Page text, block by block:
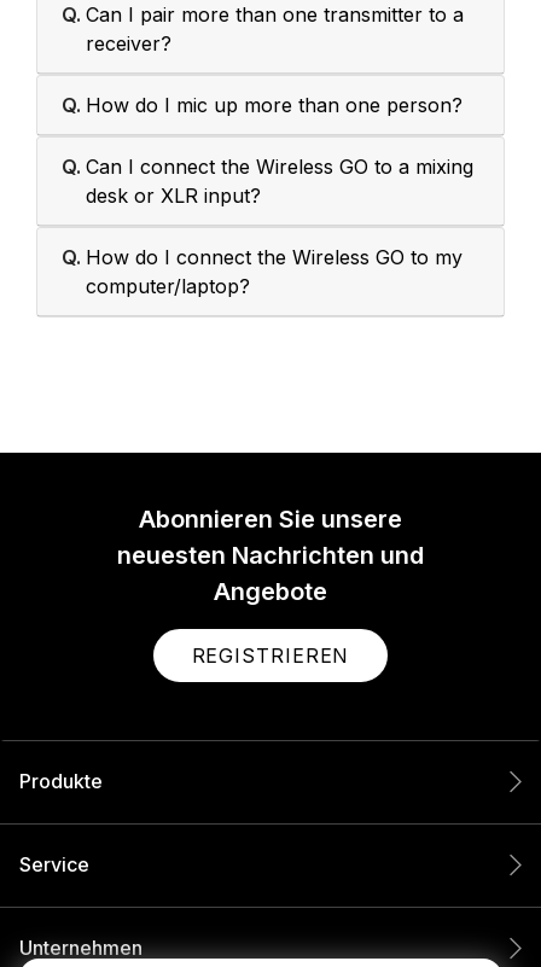
Q. Can I pair more than one transmitter to a
receiver?
Q. How do I mic up more than one person?
Q. Can I connect the Wireless GO to a mixing
desk or XLR input?
Q. How do I connect the Wireless GO to my
computer/laptop?
Abonnieren Sie unsere
neuesten Nachrichten und
Angebote
REGISTRIEREN
Produkte
Service
Unternehmen